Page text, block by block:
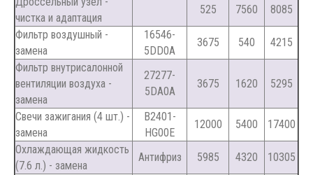
чистка и адаптация
525 7560
8085
Фильтр воздушный -
замена
16546-
5DD0A
3675 540
4215
Фильтр внутрисалонной
вентиляции воздуха -
замена
27277-
5DA0A
3675 1620 5295
Свечи зажигания (4 шт.) -
замена
B2401-
HG00E
12000 5400
17400
Охлаждающая жидкость
(7.6 л.) - замена
Антифриз 5985 4320
10305